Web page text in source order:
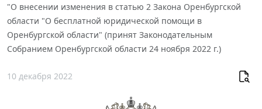
"О внесении изменения в статью 2 Закона Оренбургской
области "О бесплатной юридической помощи в
Оренбургской области" (принят Законодательным
Собранием Оренбургской области 24 ноября 2022 г.)
10 декабря 2022